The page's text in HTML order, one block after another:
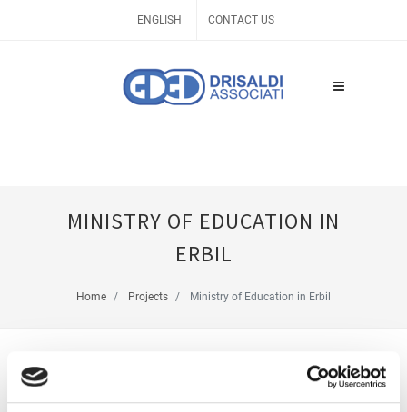
ENGLISH CONTACT US
MINISTRY OF EDUCATION IN
ERBIL
Home Projects Ministry of Education in Erbil